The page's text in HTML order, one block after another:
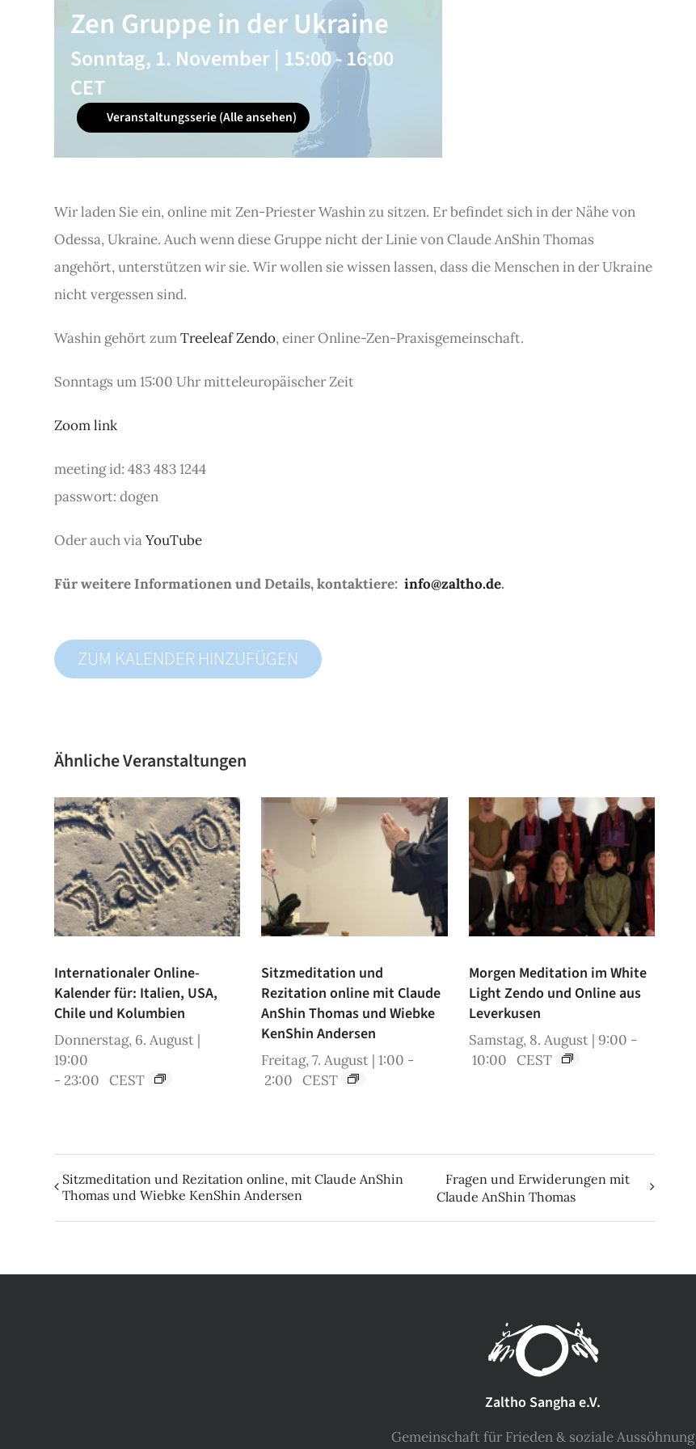
Zen Gruppe in der Ukraine
Sonntag, 1. November | 15:00-16:00
CET
Veranstaltungsserie(Alle ansehen)
Wir laden Sie ein, online mit Zen-Priester Washin zu sitzen. Er befindet sich in der Nähe von
Odessa, Ukraine. Auch wenn diese Gruppe nicht der Linie von Claude AnShin Thomas
angehört, unterstützen wir sie. Wir wollen sie wissen lassen, dass die Menschen in der Ukraine
nicht vergessen sind.
Washin gehört zumTreeleaf Zendo, einer Online-Zen-Praxisgemeinschaft.
Sonntags um 15:00 Uhr mitteleuropäischer Zeit
Zoom link
meeting id: 483 483 1244
passwort: dogen
Oder auch viaYouTube
Für weitere Informationen und Details, kontaktiere:info@zaltho.de.
ZUM KALENDER HINZUFÜGEN
Ähnliche Veranstaltungen
Internationaler Online-
Kalender für: Italien, USA,
Chile und Kolumbien
Donnerstag, 6. August |
19:00
-23:00 CEST
Sitzmeditation und
Rezitation online mit Claude
AnShin Thomas und Wiebke
KenShin Andersen
Freitag, 7. August | 1:00 -
2:00
CEST
Morgen Meditation im White
Light Zendo und Online aus
Leverkusen
Samstag, 8. August | 9:00 -
10:00 CEST
Sitzmeditation und Rezitation online, mit Claude AnShin
Thomas und Wiebke KenShin Andersen
Fragen und Erwiderungen mit
Claude AnShin Thomas
Zaltho Sangha e.V.
Gemeinschaft für Frieden & soziale Aussöhnung